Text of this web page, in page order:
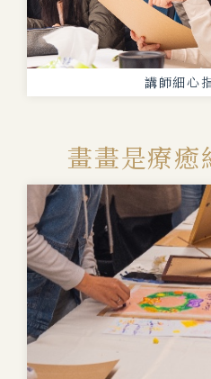
講師細心
畫畫是療癒